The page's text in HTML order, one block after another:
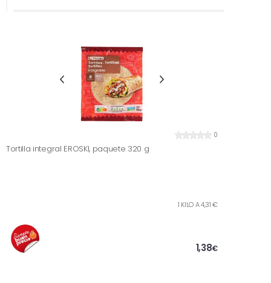
0
Tortilla integral EROSKI, paquete 320 g
1 KILO A 4,31 €
1,38€